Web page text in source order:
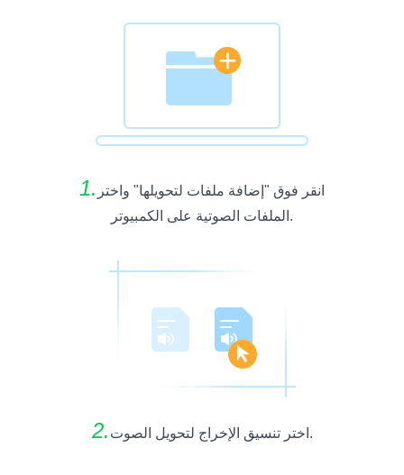
1. انقر فوق "إضافة ملفات لتحويلها" واختر
الملفات الصوتية على الكمبيوتر.
2. اختر تنسيق الإخراج لتحويل الصوت.